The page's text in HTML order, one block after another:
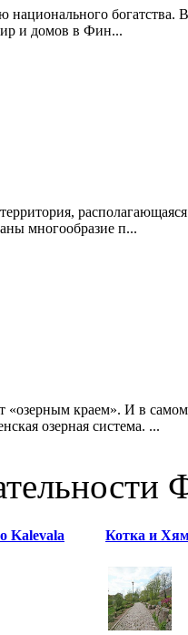
национального
и домов в Фин...
многообразие п...
краем». И в самом
озерная система. ...
Kalevala
Котка и